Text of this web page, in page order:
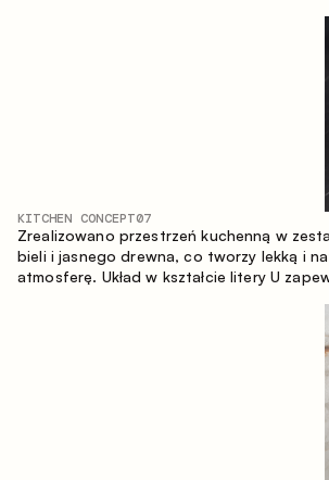
KITCHEN CONCEPT07
Zrealizowano przestrzeń kuchenną w
bieli i jasnego drewna, co tworzy lekką i
atmosferę. Układ w kształcie litery U
użytkową, tworząc miejsce na szybkie